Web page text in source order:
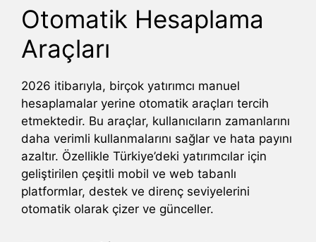
Otomatik Hesaplama
Araçları
2026 itibarıyla, birçok yatırımcı manuel
hesaplamalar yerine otomatik araçları tercih
etmektedir. Bu araçlar, kullanıcıların zamanlarını
daha verimli kullanmalarını sağlar ve hata payını
azaltır. Özellikle Türkiye’deki yatırımcılar için
geliştirilen çeşitli mobil ve web tabanlı
platformlar, destek ve direnç seviyelerini
otomatik olarak çizer ve günceller.